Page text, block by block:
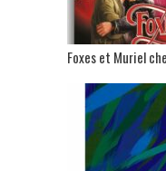
Foxes et Muriel